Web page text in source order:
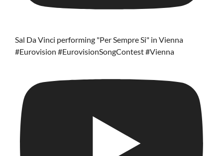
Sal Da Vinci performing "Per Sempre Si" in Vienna
#Eurovision #EurovisionSongContest #Vienna